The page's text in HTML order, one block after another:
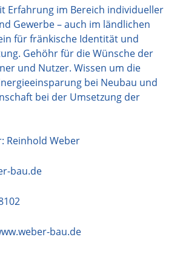
Erfahrung im Bereich individueller
Gewerbe – auch im ländlichen
für fränkische Identität und
Gehöhr für die Wünsche der
und Nutzer. Wissen um die
bei Neubau und
bei der Umsetzung der
Reinhold Weber
bau.de
bau.de